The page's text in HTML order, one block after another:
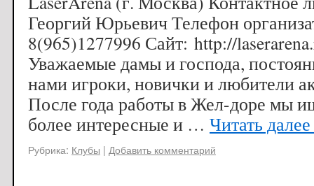
Георгий Юрьевич Телефон
8(965)1277996 Сайт: http://
Уважаемые дамы и господа,
нами игроки, новички и любители
После года работы в Жел-доре мы
более интересные и … Читать далее
Рубрика: Клубы | Добавить комментарий